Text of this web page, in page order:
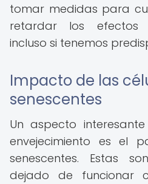
tomar medidas para
retardar los efectos
incluso si tenemos
Impacto de las
senescentes
Un aspecto
envejecimiento es el
senescentes. Estas
dejado de funcionar